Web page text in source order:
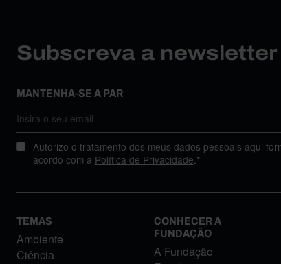
Subscreva a
MANTENHA-SE A PAR
Autorizo o tratamento dos meus dados pessoais aqui
acordo com a Política de Privacidade.*
TEMAS
Ambiente
Ciência
CONHECER A
FUNDAÇÃO
A Fundação